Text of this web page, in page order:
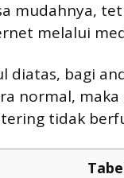
mudahnya,
melalui
diatas, bagi
normal,
tidak